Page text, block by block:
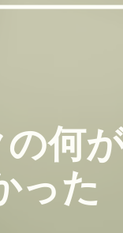
何
った